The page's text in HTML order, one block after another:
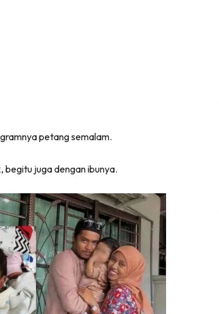
petang semalam.
begitu juga dengan ibunya.